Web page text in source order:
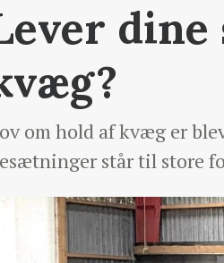
om hold af kvæg er
står til store